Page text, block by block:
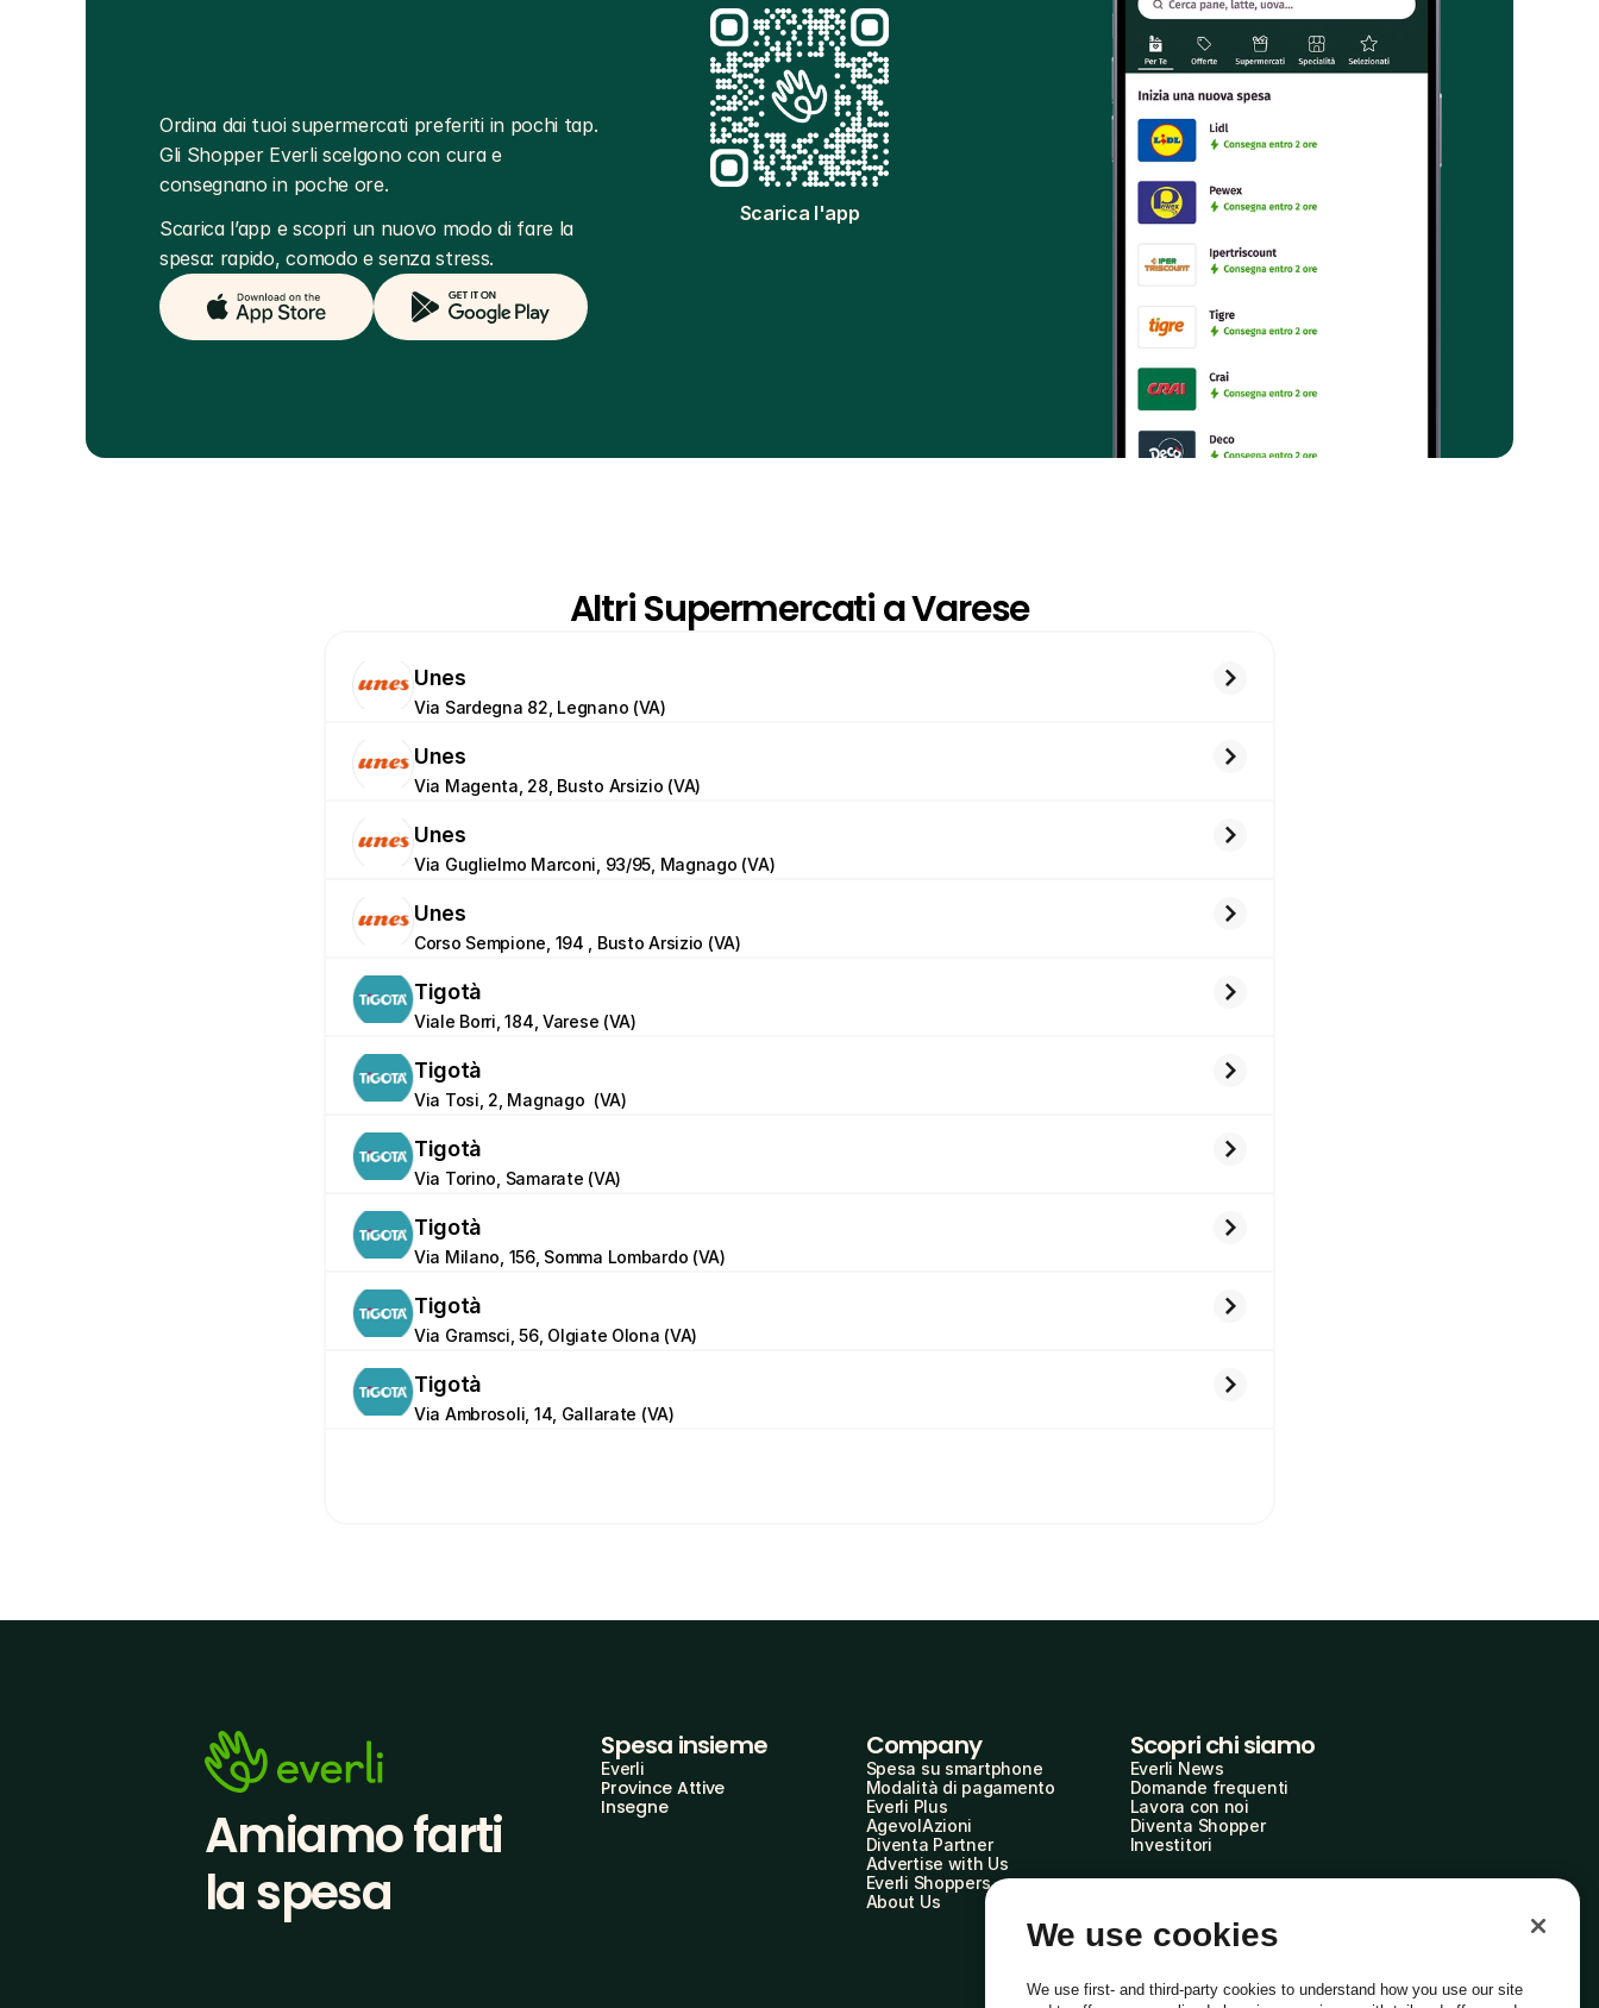
Scarica l'app
Ordina dai tuoi supermercati preferiti in pochi tap.
Gli Shopper Everli scelgono con cura e
consegnano in poche ore.
Scarica l’app e scopri un nuovo modo di fare la
spesa: rapido, comodo e senza stress.
Altri Supermercati a Varese
Unes
Via Sardegna 82, Legnano (VA)
Unes
Via Magenta, 28, Busto Arsizio (VA)
Unes
Via Guglielmo Marconi, 93/95, Magnago (VA)
Unes
Corso Sempione, 194 , Busto Arsizio (VA)
Tigotà
Viale Borri, 184, Varese (VA)
Tigotà
Via Tosi, 2, Magnago  (VA)
Tigotà
Via Torino, Samarate (VA)
Tigotà
Via Milano, 156, Somma Lombardo (VA)
Tigotà
Via Gramsci, 56, Olgiate Olona (VA)
Tigotà
Via Ambrosoli, 14, Gallarate (VA)
Amiamo farti
la spesa
Spesa insieme
Everli
Province Attive
Insegne
Company
Spesa su smartphone
Modalità di pagamento
Everli Plus
AgevolAzioni
Diventa Partner
Advertise with Us
Everli Shoppers
About Us
Scopri chi siamo
Everli News
Domande frequenti
Lavora con noi
Diventa Shopper
Investitori
We use cookies
We use first- and third-party cookies to understand how you use our site